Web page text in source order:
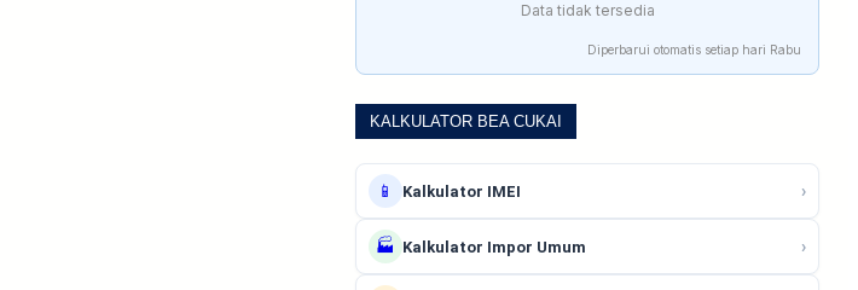
Data tidak tersedia
Diperbarui otomatis setiap hari Rabu
KALKULATOR BEA CUKAI
📱 Kalkulator IMEI ›
🏭 Kalkulator Impor Umum ›